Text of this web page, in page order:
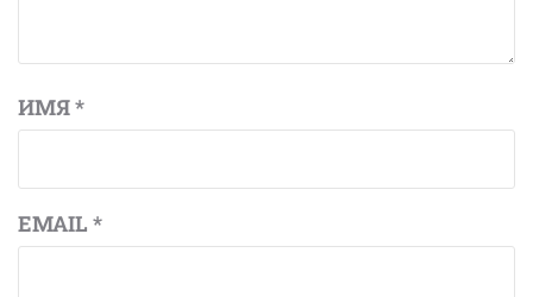
ИМЯ*
EMAIL *